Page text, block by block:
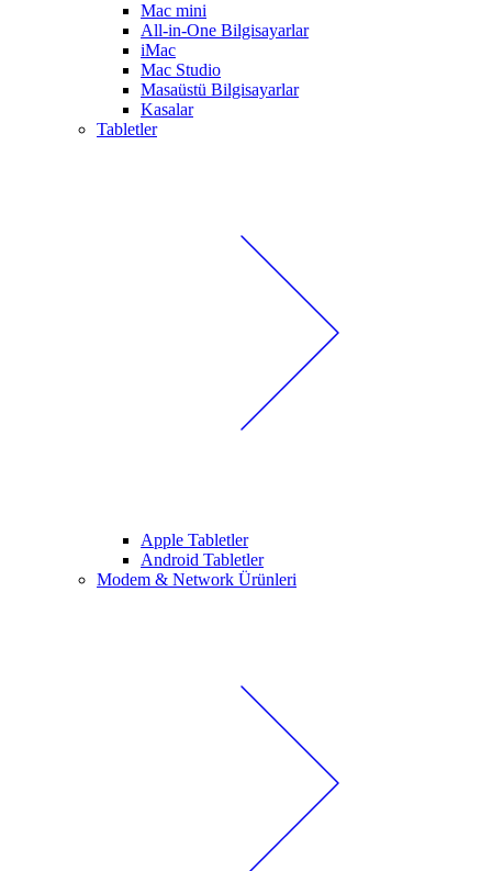
Mac mini
All-in-One Bilgisayarlar
iMac
Mac Studio
Masaüstü Bilgisayarlar
Kasalar
Tabletler
Apple Tabletler
Android Tabletler
Modem & Network Ürünleri